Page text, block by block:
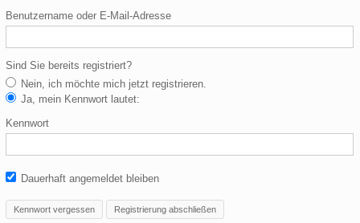
Benutzername oder E-Mail-Adresse
Sind Sie bereits registriert?
Nein, ich möchte mich jetzt registrieren.
Ja, mein Kennwort lautet:
Kennwort
Dauerhaft angemeldet bleiben
Kennwort vergessen Registrierung abschließen